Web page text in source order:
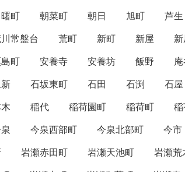
曙町 朝菜町 朝日 旭町 芦生
常盤台 荒町 新町 新屋
町 安養寺 安養坊 飯野
石坂東町 石田 石渕 石屋
稲代 稲荷園町 稲荷町
今泉西部町 今泉北部町 今市
岩瀬赤田町 岩瀬天池町 岩瀬荒